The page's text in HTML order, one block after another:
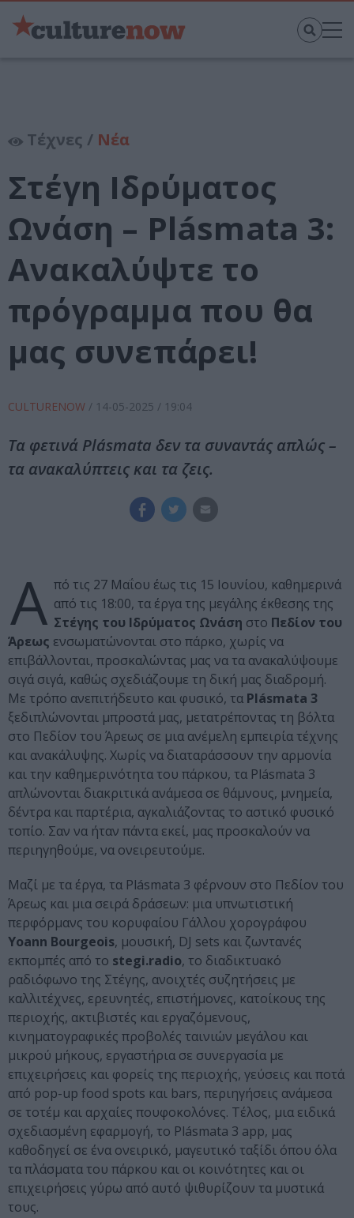
Τέχνες / Νέα
Στέγη Ιδρύματος
Ωνάση – Plásmata 3:
Ανακαλύψτε το
πρόγραμμα που θα
μας συνεπάρει!
CULTURENOW / 14-05-2025 / 19:04
Τα φετινά Plásmata δεν τα συναντάς απλώς –
τα ανακαλύπτεις και τα ζεις.
Α πό τις 27 Μαΐου έως τις 15 Ιουνίου, καθημερινά
από τις 18:00, τα έργα της μεγάλης έκθεσης της
Στέγης του Ιδρύματος Ωνάση στο Πεδίον του
Άρεως ενσωματώνονται στο πάρκο, χωρίς να
επιβάλλονται, προσκαλώντας μας να τα ανακαλύψουμε
σιγά σιγά, καθώς σχεδιάζουμε τη δική μας διαδρομή.
Με τρόπο ανεπιτήδευτο και φυσικό, τα Plásmata 3
ξεδιπλώνονται μπροστά μας, μετατρέποντας τη βόλτα
στο Πεδίον του Άρεως σε μια ανέμελη εμπειρία τέχνης
και ανακάλυψης. Χωρίς να διαταράσσουν την αρμονία
και την καθημερινότητα του πάρκου, τα Plásmata 3
απλώνονται διακριτικά ανάμεσα σε θάμνους, μνημεία,
δέντρα και παρτέρια, αγκαλιάζοντας το αστικό φυσικό
τοπίο. Σαν να ήταν πάντα εκεί, μας προσκαλούν να
περιηγηθούμε, να ονειρευτούμε.
Μαζί με τα έργα, τα Plásmata 3 φέρνουν στο Πεδίον του
Άρεως και μια σειρά δράσεων: μια υπνωτιστική
περφόρμανς του κορυφαίου Γάλλου χορογράφου
Yoann Bourgeois, μουσική, DJ sets και ζωντανές
εκπομπές από το stegi.radio, το διαδικτυακό
ραδιόφωνο της Στέγης, ανοιχτές συζητήσεις με
καλλιτέχνες, ερευνητές, επιστήμονες, κατοίκους της
περιοχής, ακτιβιστές και εργαζόμενους,
κινηματογραφικές προβολές ταινιών μεγάλου και
μικρού μήκους, εργαστήρια σε συνεργασία με
επιχειρήσεις και φορείς της περιοχής, γεύσεις και ποτά
από pop-up food spots και bars, περιηγήσεις ανάμεσα
σε τοτέμ και αρχαίες πουφοκολόνες. Τέλος, μια ειδικά
σχεδιασμένη εφαρμογή, το Plásmata 3 app, μας
καθοδηγεί σε ένα ονειρικό, μαγευτικό ταξίδι όπου όλα
τα πλάσματα του πάρκου και οι κοινότητες και οι
επιχειρήσεις γύρω από αυτό ψιθυρίζουν τα μυστικά
τους.